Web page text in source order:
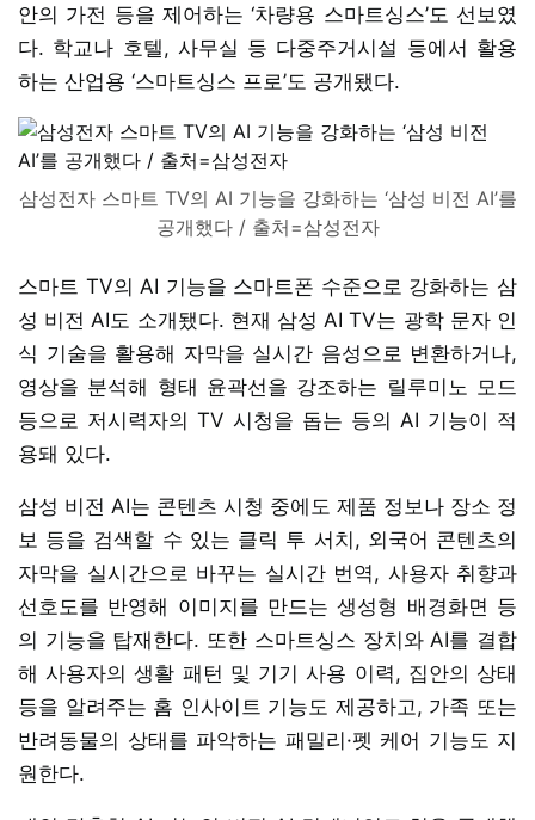
안의 가전 등을 제어하는 ‘차량용 스마트싱스’도 선보였
다. 학교나 호텔, 사무실 등 다중주거시설 등에서 활용
하는 산업용 ‘스마트싱스 프로’도 공개됐다.
삼성전자 스마트 TV의 AI 기능을 강화하는 ‘삼성 비전 AI’를
공개했다 / 출처=삼성전자
스마트 TV의 AI 기능을 스마트폰 수준으로 강화하는 삼
성 비전 AI도 소개됐다. 현재 삼성 AI TV는 광학 문자 인
식 기술을 활용해 자막을 실시간 음성으로 변환하거나,
영상을 분석해 형태 윤곽선을 강조하는 릴루미노 모드
등으로 저시력자의 TV 시청을 돕는 등의 AI 기능이 적
용돼 있다.
삼성 비전 AI는 콘텐츠 시청 중에도 제품 정보나 장소 정
보 등을 검색할 수 있는 클릭 투 서치, 외국어 콘텐츠의
자막을 실시간으로 바꾸는 실시간 번역, 사용자 취향과
선호도를 반영해 이미지를 만드는 생성형 배경화면 등
의 기능을 탑재한다. 또한 스마트싱스 장치와 AI를 결합
해 사용자의 생활 패턴 및 기기 사용 이력, 집안의 상태
등을 알려주는 홈 인사이트 기능도 제공하고, 가족 또는
반려동물의 상태를 파악하는 패밀리·펫 케어 기능도 지
원한다.